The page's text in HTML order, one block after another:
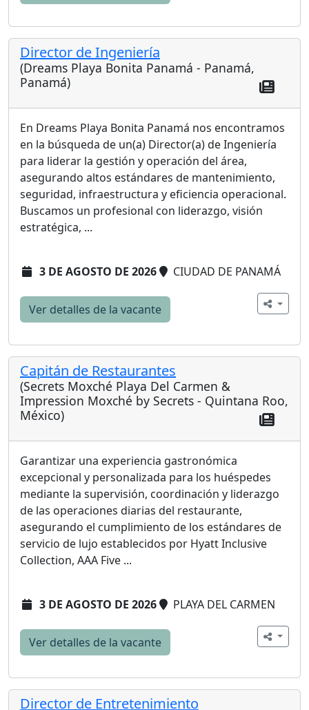
Director de Ingeniería
(Dreams Playa Bonita Panamá - Panamá,
Panamá)
En Dreams Playa Bonita Panamá nos encontramos
en la búsqueda de un(a) Director(a) de Ingeniería
para liderar la gestión y operación del área,
asegurando altos estándares de mantenimiento,
seguridad, infraestructura y eficiencia operacional.
Buscamos un profesional con liderazgo, visión
estratégica, ...
3 DE AGOSTO DE 2026 CIUDAD DE PANAMÁ
Ver detalles de la vacante
Capitán de Restaurantes
(Secrets Moxché Playa Del Carmen &
Impression Moxché by Secrets - Quintana Roo,
México)
Garantizar una experiencia gastronómica
excepcional y personalizada para los huéspedes
mediante la supervisión, coordinación y liderazgo
de las operaciones diarias del restaurante,
asegurando el cumplimiento de los estándares de
servicio de lujo establecidos por Hyatt Inclusive
Collection, AAA Five ...
3 DE AGOSTO DE 2026 PLAYA DEL CARMEN
Ver detalles de la vacante
Director de Entretenimiento